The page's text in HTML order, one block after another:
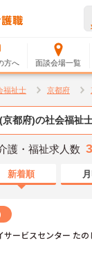
方へ 面談会場一覧
福祉士 京都府
都府)の社会福祉
護・福祉求人数
新着順
サービスセンター た